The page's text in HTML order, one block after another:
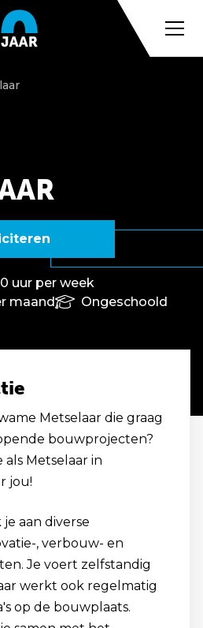
uur per week
maand
Ongeschoold
Metselaar die graag
bouwprojecten?
als Metselaar in
jou!
aan diverse
, verbouw- en
Je voert zelfstandig
werkt ook regelmatig
op de bouwplaats.